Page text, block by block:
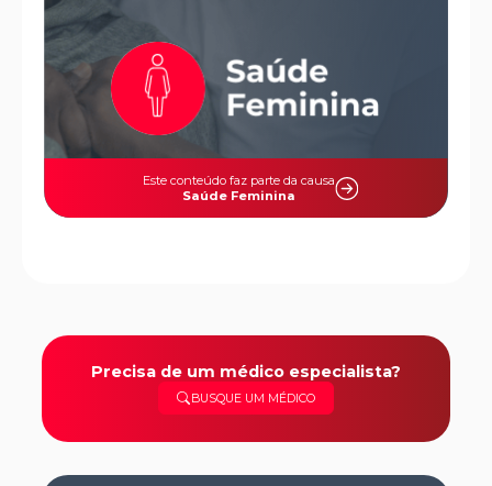
Este conteúdo faz parte da causa
Saúde Feminina
Precisa de um médico especialista?
BUSQUE UM MÉDICO